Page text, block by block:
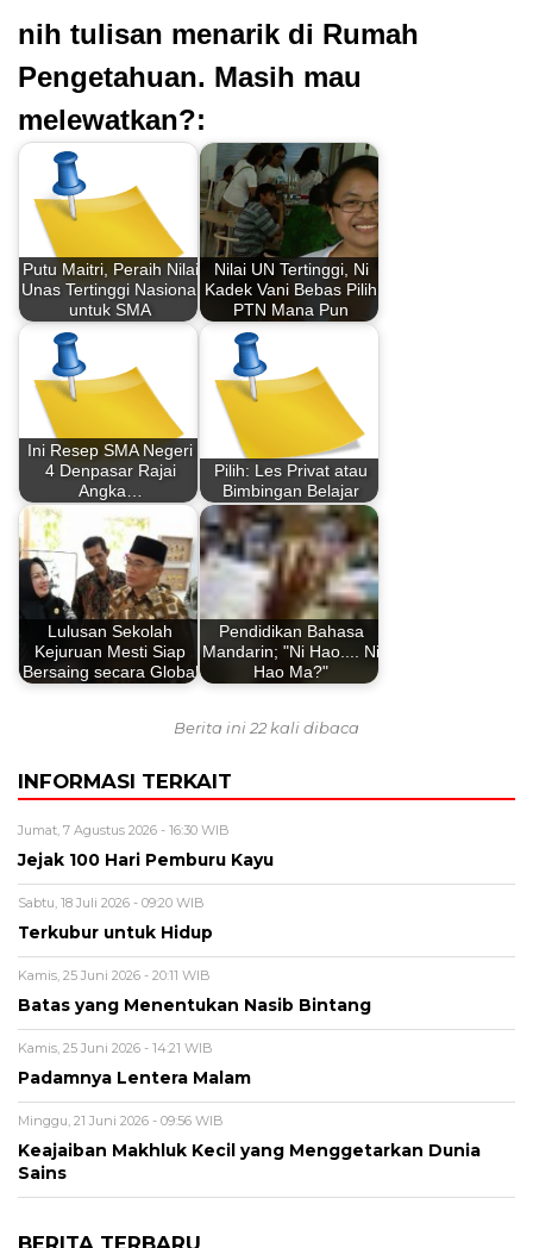
nih tulisan menarik di Rumah
Pengetahuan. Masih mau
melewatkan?:
Putu Maitri, Peraih Nilai
Unas Tertinggi Nasional
untuk SMA
Nilai UN Tertinggi, Ni
Kadek Vani Bebas Pilih
PTN Mana Pun
Ini Resep SMA Negeri
4 Denpasar Rajai
Angka…
Pilih: Les Privat atau
Bimbingan Belajar
Lulusan Sekolah
Kejuruan Mesti Siap
Bersaing secara Global
Pendidikan Bahasa
Mandarin; "Ni Hao.... Ni
Hao Ma?"
Berita ini 22 kali dibaca
INFORMASI TERKAIT
Jumat, 7 Agustus 2026 - 16:30 WIB
Jejak 100 Hari Pemburu Kayu
Sabtu, 18 Juli 2026 - 09:20 WIB
Terkubur untuk Hidup
Kamis, 25 Juni 2026 - 20:11 WIB
Batas yang Menentukan Nasib Bintang
Kamis, 25 Juni 2026 - 14:21 WIB
Padamnya Lentera Malam
Minggu, 21 Juni 2026 - 09:56 WIB
Keajaiban Makhluk Kecil yang Menggetarkan Dunia
Sains